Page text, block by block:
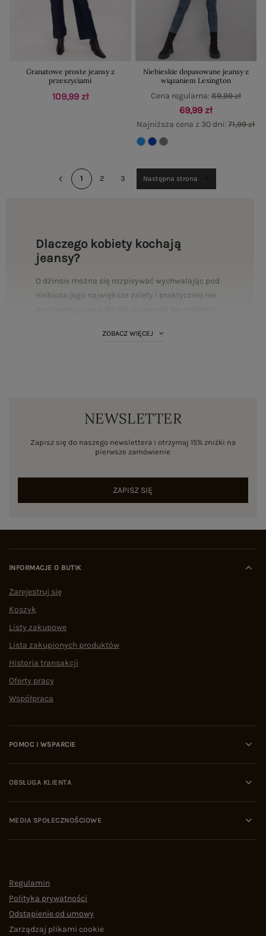
Granatowe proste jeansy z
przeszyciami
109,99 zł
Niebieskie dopasowane jeansy z
wiązaniem Lexington
69,99 zł
Najniższa cena z 30 dni:71,99 zł
Cena regularna:89,99 zł
1 2 3 Następna strona
Dlaczego kobiety kochają
jeansy?
O dżinsie można się rozpisywać wychwalając pod
niebiosa jego największe zalety i praktycznie nie
zwłaszcza świeżo po praniu, ale wraz z
między parą dżinsów, a na przykład sukienką. To
ubranie jest gwarantem świetnego look’u, bo
wspaniale podkreśla kobiecą sylwetkę, a zarazem
łatwością dosypujesz do niego górne elementy
stylizacji, ponadto dobierzesz dowolne buty oraz
bardziej wizytowych stylizacjach! Są jak
kameleon, bo bez trudu dopasują się do każdego
Sprawdź teraz, które musisz mieć!
modelują damską sylwetkę podkreślając jej atuty
i jednocześnie zakrywając mankamenty. W ten
sposób poprawiają proporcje naszego ciała,
dżinsów do swojego typu figury. Dzięki temu
uzyskasz najlepszy z możliwych efekt, na którym
Co robią z sylwetką jeansy
damskie z wysokim stanem?
Zacznijmy przegląd najmodniejszych fasonów
spodni z denimu, których nie powinno zabraknąć
są obecniejeansy damskie z wysokim stanem,
stan w jeansach określa odległość od szwu
krokowego do górnego, przedniego brzegu spodni.
Najczęściej takie modele sięgają nam co najmniej
do pępka, w także nawet jeszcze wyżej! Dżinsy
ZOBACZ WIĘCEJ
NEWSLETTER
Zapisz się do naszego newslettera i otrzymaj 15% zniżki na
pierwsze zamówienie
ZAPISZ SIĘ
INFORMACJE O BUTIK
Zarejestruj się
Koszyk
Listy zakupowe
Lista zakupionych produktów
Historia transakcji
Oferty pracy
Współpraca
POMOC I WSPARCIE
OBSŁUGA KLIENTA
MEDIA SPOŁECZNOŚCIOWE
Regulamin
Polityka prywatności
Odstąpienie od umowy
Zarządzaj plikami cookie